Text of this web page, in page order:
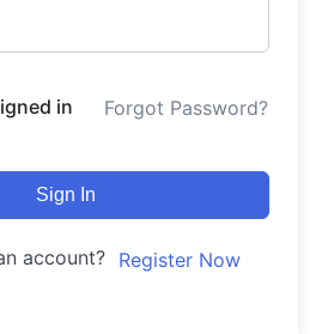
in Forgot Password?
Sign In
account? Register Now